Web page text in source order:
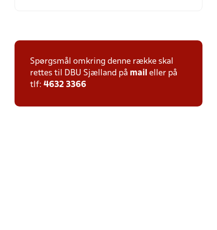
Spørgsmål omkring denne række skal
rettes til DBU Sjælland på mail eller på
tlf: 4632 3366